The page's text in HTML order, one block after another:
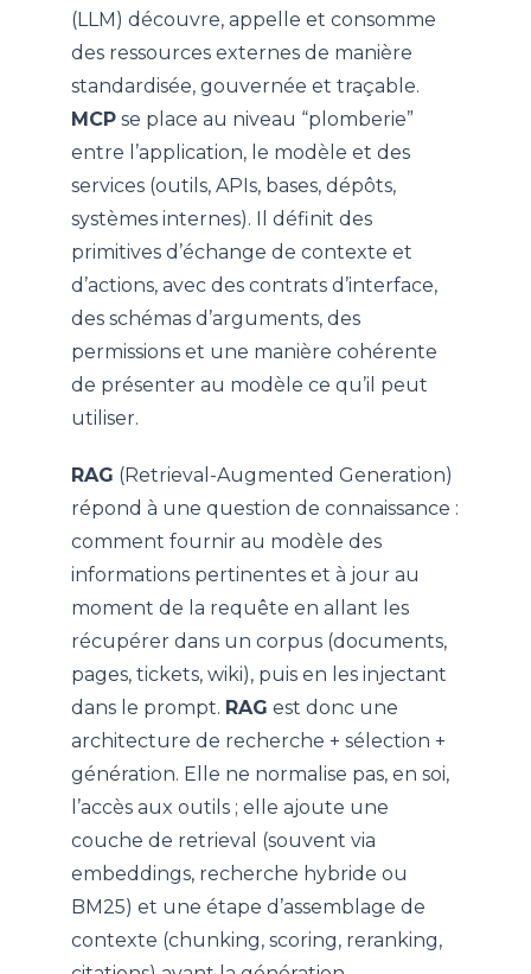
(LLM) découvre, appelle et consomme
des ressources externes de manière
standardisée, gouvernée et traçable.
MCP se place au niveau “plomberie”
entre l’application, le modèle et des
services (outils, APIs, bases, dépôts,
systèmes internes). Il définit des
primitives d’échange de contexte et
d’actions, avec des contrats d’interface,
des schémas d’arguments, des
permissions et une manière cohérente
de présenter au modèle ce qu’il peut
utiliser.
RAG (Retrieval-Augmented Generation)
répond à une question de connaissance :
comment fournir au modèle des
informations pertinentes et à jour au
moment de la requête en allant les
récupérer dans un corpus (documents,
pages, tickets, wiki), puis en les injectant
dans le prompt. RAG est donc une
architecture de recherche + sélection +
génération. Elle ne normalise pas, en soi,
l’accès aux outils ; elle ajoute une
couche de retrieval (souvent via
embeddings, recherche hybride ou
BM25) et une étape d’assemblage de
contexte (chunking, scoring, reranking,